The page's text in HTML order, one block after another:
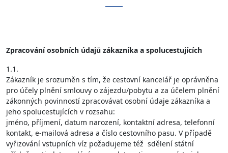
Zpracování osobních údajů zákazníka a spolucestujících
1.1.
Zákazník je srozuměn s tím, že cestovní kancelář je oprávněna
pro účely plnění smlouvy o zájezdu/pobytu a za účelem plnění
zákonných povinností zpracovávat osobní údaje zákazníka a
jeho spolucestujících v rozsahu:
jméno, příjmení, datum narození, kontaktní adresa, telefonní
kontakt, e-mailová adresa a číslo cestovního pasu. V případě
vyřizování vstupních víz požadujeme též sdělení státní